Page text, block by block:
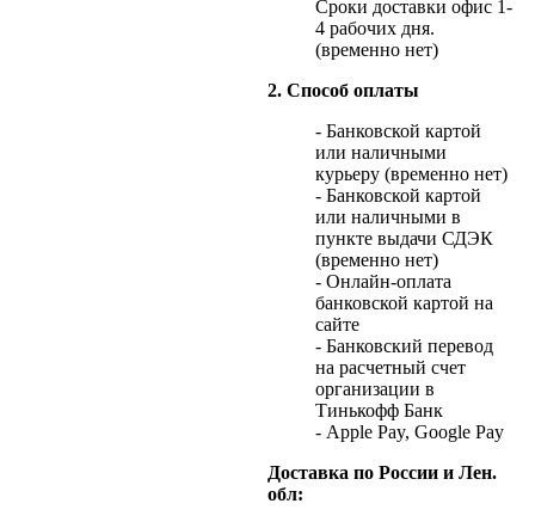
Сроки доставки офис 1-
4 рабочих дня.
(временно нет)
2. Способ оплаты
- Банковской картой
или наличными
курьеру (временно нет)
- Банковской картой
или наличными в
пункте выдачи СДЭК
(временно нет)
- Онлайн-оплата
банковской картой на
сайте
- Банковский перевод
на расчетный счет
организации в
Тинькофф Банк
- Apple Pay, Google Pay
Доставка по России и Лен.
обл: